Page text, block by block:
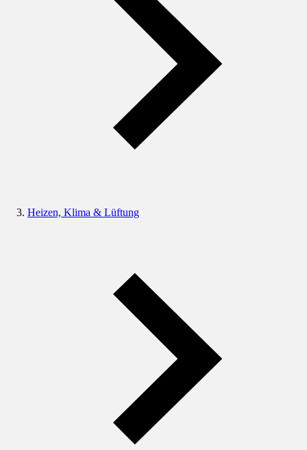
Heizen, Klima & Lüftung